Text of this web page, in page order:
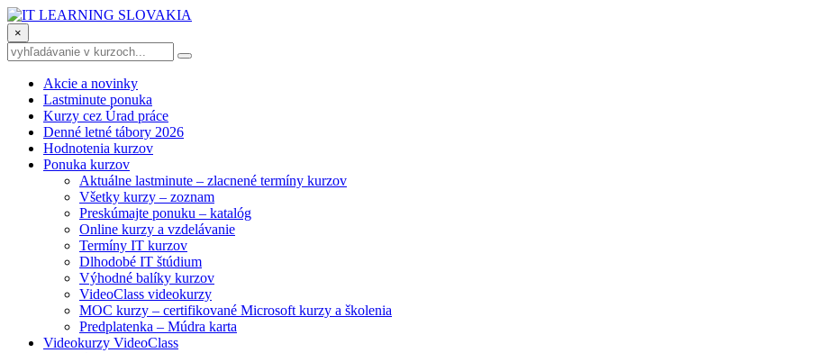
×
Akcie a novinky
Lastminute ponuka
Kurzy cez Úrad práce
Denné letné tábory 2026
Hodnotenia kurzov
Ponuka kurzov
Aktuálne lastminute – zlacnené termíny kurzov
Všetky kurzy – zoznam
Preskúmajte ponuku – katalóg
Online kurzy a vzdelávanie
Termíny IT kurzov
Dlhodobé IT štúdium
Výhodné balíky kurzov
VideoClass videokurzy
MOC kurzy – certifikované Microsoft kurzy a školenia
Predplatenka – Múdra karta
Videokurzy VideoClass